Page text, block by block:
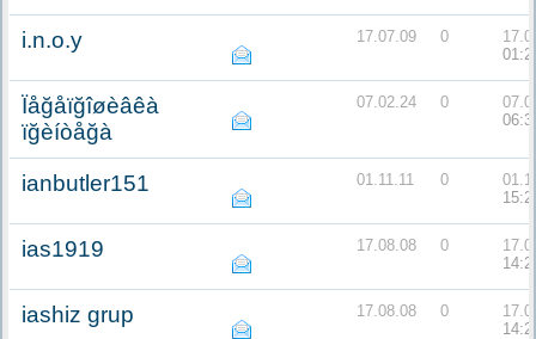
i.n.o.y 17.07.09 0
Ïåğåïğîøèâêà
ïğèíòåğà
07.02.24 0
ianbutler151 01.11.11 0
ias1919 17.08.08 0
iashiz grup 17.08.08 0